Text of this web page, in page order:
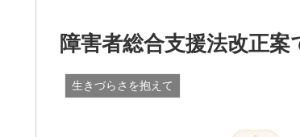
障害者総合支援法改正
生きづらさを抱えて